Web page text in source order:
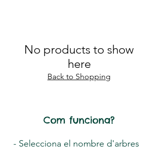
No products to show
here
Back to Shopping
Com funciona?
- Selecciona el nombre d'arbres